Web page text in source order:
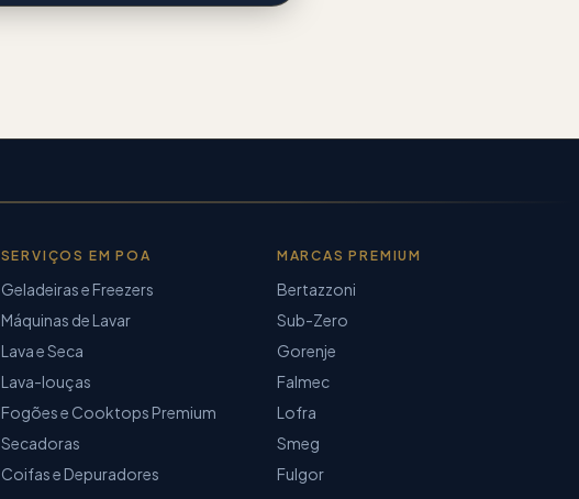
SERVIÇOS EM POA
Geladeiras e Freezers
Máquinas de Lavar
Lava e Seca
Lava-louças
Fogões e Cooktops Premium
Secadoras
Coifas e Depuradores
MARCAS PREMIUM
Bertazzoni
Sub-Zero
Gorenje
Falmec
Lofra
Smeg
Fulgor